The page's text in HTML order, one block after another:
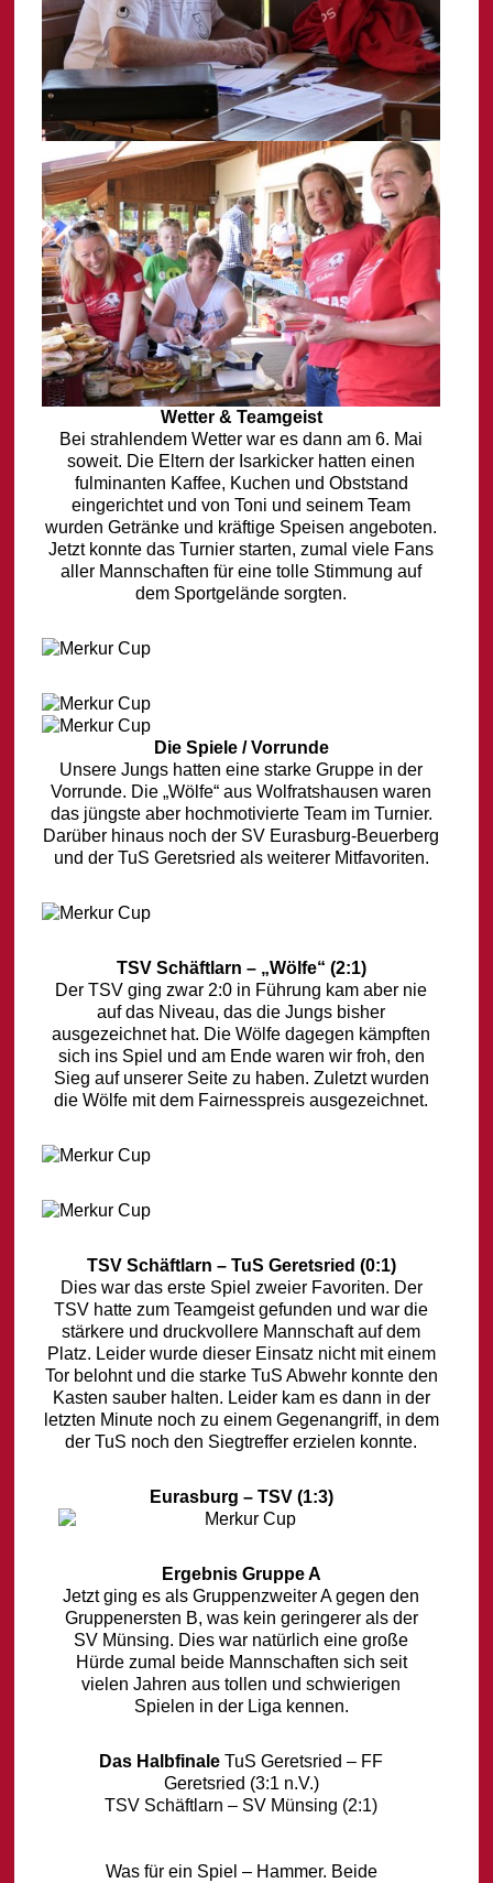
Wetter & Teamgeist
Bei strahlendem Wetter war es dann am 6. Mai
soweit. Die Eltern der Isarkicker hatten einen
fulminanten Kaffee, Kuchen und Obststand
eingerichtet und von Toni und seinem Team
wurden Getränke und kräftige Speisen angeboten.
Jetzt konnte das Turnier starten, zumal viele Fans
aller Mannschaften für eine tolle Stimmung auf
dem Sportgelände sorgten.
Die Spiele / Vorrunde
Unsere Jungs hatten eine starke Gruppe in der
Vorrunde. Die „Wölfe“ aus Wolfratshausen waren
das jüngste aber hochmotivierte Team im Turnier.
Darüber hinaus noch der SV Eurasburg-Beuerberg
und der TuS Geretsried als weiterer Mitfavoriten.
TSV Schäftlarn – „Wölfe“ (2:1)
Der TSV ging zwar 2:0 in Führung kam aber nie
auf das Niveau, das die Jungs bisher
ausgezeichnet hat. Die Wölfe dagegen kämpften
sich ins Spiel und am Ende waren wir froh, den
Sieg auf unserer Seite zu haben. Zuletzt wurden
die Wölfe mit dem Fairnesspreis ausgezeichnet.
TSV Schäftlarn – TuS Geretsried (0:1)
Dies war das erste Spiel zweier Favoriten. Der
TSV hatte zum Teamgeist gefunden und war die
stärkere und druckvollere Mannschaft auf dem
Platz. Leider wurde dieser Einsatz nicht mit einem
Tor belohnt und die starke TuS Abwehr konnte den
Kasten sauber halten. Leider kam es dann in der
letzten Minute noch zu einem Gegenangriff, in dem
der TuS noch den Siegtreffer erzielen konnte.
Eurasburg – TSV (1:3)
Ergebnis Gruppe A
Jetzt ging es als Gruppenzweiter A gegen den
Gruppenersten B, was kein geringerer als der
SV Münsing. Dies war natürlich eine große
Hürde zumal beide Mannschaften sich seit
vielen Jahren aus tollen und schwierigen
Spielen in der Liga kennen.
Das Halbfinale TuS Geretsried – FF
Geretsried (3:1 n.V.)
TSV Schäftlarn – SV Münsing (2:1)
Was für ein Spiel – Hammer. Beide